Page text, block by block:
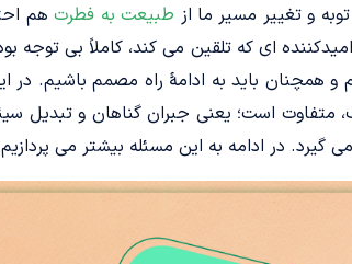
و تغییر مسیر ما از طبیعت به فطرتهم
ای که تلقین می کند، کاملاً بی
و همچنان باید به ادامۀ راه مصمم باشیم.
متفاوت است؛ یعنی جبران گناهان و تبدیل
می گیرد. در ادامه به این مسئله بیشتر می